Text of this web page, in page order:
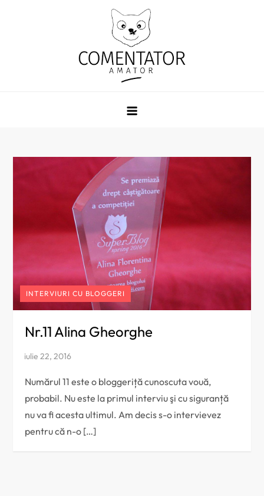
INTERVIURI CU BLOGGERI
Nr.11 Alina Gheorghe
Numărul 11 este o bloggeriță cunoscuta vouă,
probabil. Nu este la primul interviu şi cu siguranță
nu va fi acesta ultimul. Am decis s-o intervievez
pentru că n-o […]